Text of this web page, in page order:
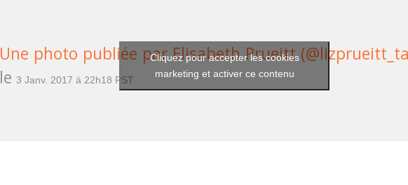
Une photo publiée par Elisabeth Prueitt
le 3 Janv. 2017 à 22h18 PST
Cliquez pour accepter les cookies
marketing et activer ce contenu